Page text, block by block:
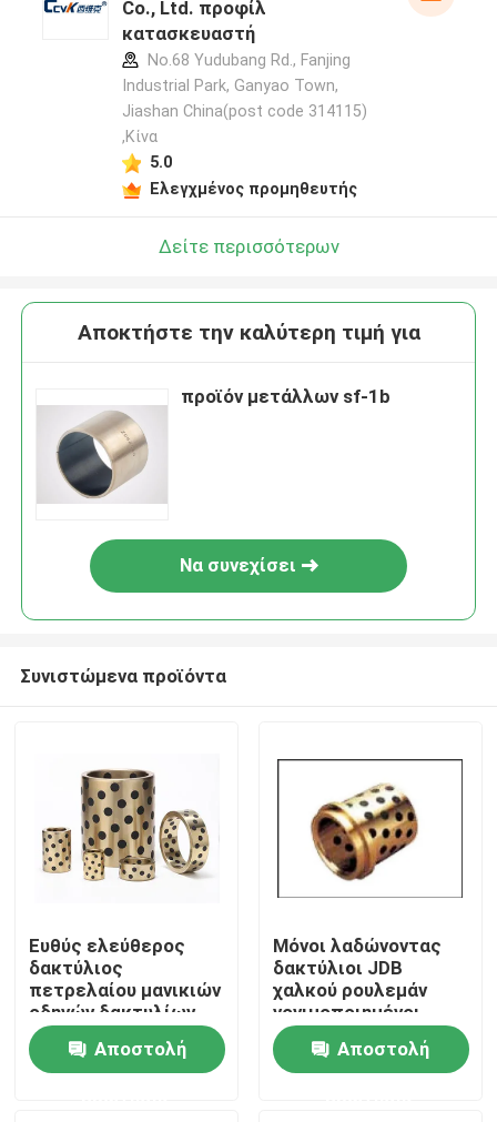
Σπίτι
Προϊόντα
Co., Ltd. προφίλ
κατασκευαστή
No.68 Yudubang Rd., Fanjing
Industrial Park, Ganyao Town,
Jiashan China(post code 314115)
,Κίνα
5.0
Ελεγχμένος προμηθευτής
Δείτε περισσότερων
Αποκτήστε την καλύτερη τιμή για
προϊόν μετάλλων sf-1b
Να συνεχίσει
Συνιστώμενα προϊόντα
Ευθύς ελεύθερος
δακτύλιος
πετρελαίου μανικιών
οδηγών δακτυλίων
JDB 4X6X6 χαλκού
ορείχαλκου στηλών
από γραφίτη
Αποστολή
Μόνοι λαδώνοντας
δακτύλιοι JDB
χαλκού ρουλεμάν
γονιμοποιημένοι
γραφίτης
Αποστολή